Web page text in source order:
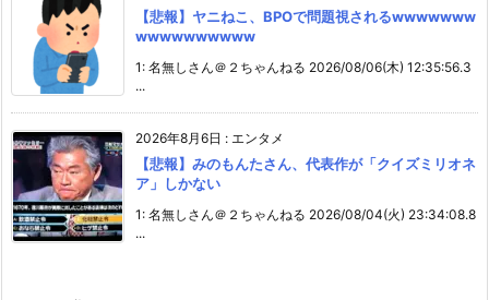
【悲報】ヤニねこ、BPOで問題視されるwwwwwww
wwwwwwwwww
1: 名無しさん＠２ちゃんねる 2026/08/06(木) 12:35:56.3
...
2026年8月6日 : エンタメ
【悲報】みのもんたさん、代表作が「クイズミリオネ
ア」しかない
1: 名無しさん＠２ちゃんねる 2026/08/04(火) 23:34:08.8
...